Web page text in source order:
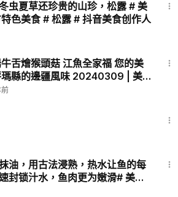
虫夏草还珍贵的山珍，松露 # 美
色美食 # 松露 # 抖音美食创作人
牛舌燴猴頭菇 江魚全家福 您的美
瑪縣的邊疆風味 20240309 | 美
油，用古法浸熟，热水让鱼的每
封锁汁水，鱼肉更为嫩滑# 美食
斑 # 融合菜 # 抖音美食推荐官